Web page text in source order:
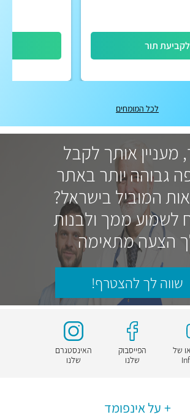
לקביעת תור
לכל המומחים
מעניין אותך לקבל
גבוהה יותר באתר
המוביל בישראל?
לשמוע ממך ולבנות
הצעה מתאימה
שווה לך להצטרף!
של
הפייסבוק
שלנו
האינסטגרם
שלנו
על אינפומד